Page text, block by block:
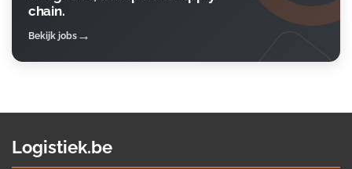
chain.
Bekijk jobs
Logistiek.be